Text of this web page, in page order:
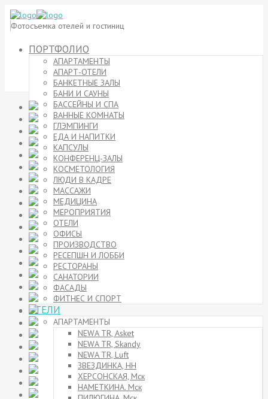
Фотосъемка отелей и гостиниц
ПОРТФОЛИО
АПАРТАМЕНТЫ
АПАРТ-ОТЕЛИ
БАНКЕТНЫЕ ЗАЛЫ
БАНИ И САУНЫ
БАССЕЙНЫ И СПА
ВАННЫЕ КОМНАТЫ
ГЛЭМПИНГИ
ЕДА И НАПИТКИ
КАПСУЛЫ
КОНФЕРЕНЦ-ЗАЛЫ
КОСМЕТОЛОГИЯ
ЛЮДИ В КАДРЕ
МАССАЖИ
МЕДИЦИНА
МЕРОПРИЯТИЯ
ОТЕЛИ
ОФИСЫ
ПРОИЗВОДСТВО
РЕСЕПШН И ЛОББИ
РЕСТОРАНЫ
САНАТОРИИ
ФАСАДЫ
ФИТНЕС И СПОРТ
ОТЕЛИ
АПАРТАМЕНТЫ
NEWA TR, Asket
NEWA TR, Skandy
NEWA TR, Luft
ЗВЕЗДИНКА, НН
ХЕРСОНСКАЯ, Мск
НАМЕТКИНА. Мск